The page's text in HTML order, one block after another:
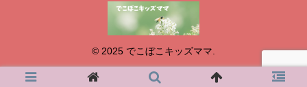
© 2025 でこぼこキッズママ.